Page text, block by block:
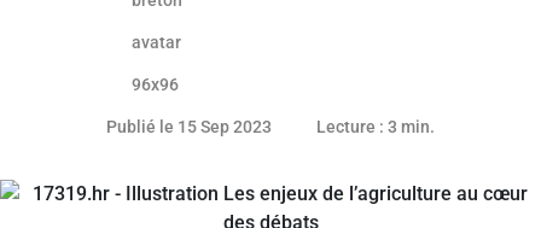
Publié le 15 Sep 2023 15 septembre 2023
Lecture : 3 min.